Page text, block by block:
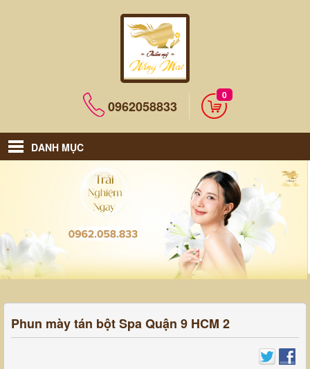
0962058833
0
DANH MỤC
Phun mày tán bột Spa Quận 9 HCM 2